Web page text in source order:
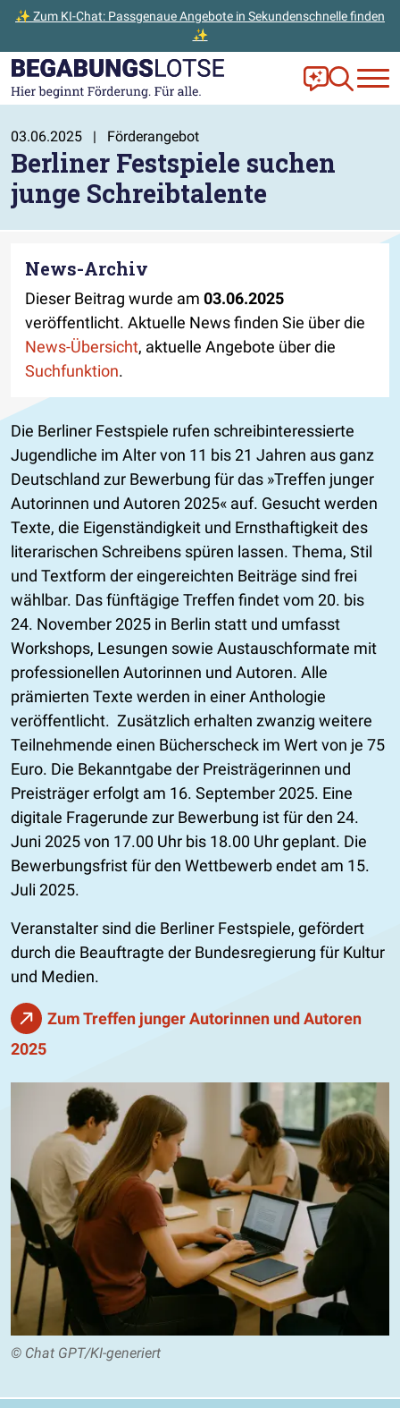
✨ Zum KI-Chat: Passgenaue Angebote in Sekundenschnelle finden
✨
Zum Hauptinhalt der Seite springen
Zur Startseite gehen Frag Ella!
Zur
03.06.2025 | Förderangebot
Berliner Festspiele suchen
junge Schreibtalente
News-Archiv
Dieser Beitrag wurde am 03.06.2025
veröffentlicht. Aktuelle News finden Sie über die
News-Übersicht, aktuelle Angebote über die
Suchfunktion.
Die Berliner Festspiele rufen schreibinteressierte
Jugendliche im Alter von 11 bis 21 Jahren aus ganz
Deutschland zur Bewerbung für das »Treffen junger
Autorinnen und Autoren 2025« auf. Gesucht werden
Texte, die Eigenständigkeit und Ernsthaftigkeit des
literarischen Schreibens spüren lassen. Thema, Stil
und Textform der eingereichten Beiträge sind frei
wählbar. Das fünftägige Treffen findet vom 20. bis
24. November 2025 in Berlin statt und umfasst
Workshops, Lesungen sowie Austauschformate mit
professionellen Autorinnen und Autoren. Alle
prämierten Texte werden in einer Anthologie
veröffentlicht. Zusätzlich erhalten zwanzig weitere
Teilnehmende einen Bücherscheck im Wert von je 75
Euro. Die Bekanntgabe der Preisträgerinnen und
Preisträger erfolgt am 16. September 2025. Eine
digitale Fragerunde zur Bewerbung ist für den 24.
Juni 2025 von 17.00 Uhr bis 18.00 Uhr geplant. Die
Bewerbungsfrist für den Wettbewerb endet am 15.
Juli 2025.
Veranstalter sind die Berliner Festspiele, gefördert
durch die Beauftragte der Bundesregierung für Kultur
und Medien.
Zum Treffen junger Autorinnen und Autoren
2025
© Chat GPT/KI-generiert